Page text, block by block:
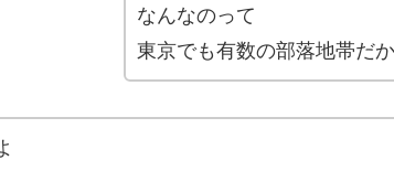
なんなのって
東京でも有数の部落地帯だ